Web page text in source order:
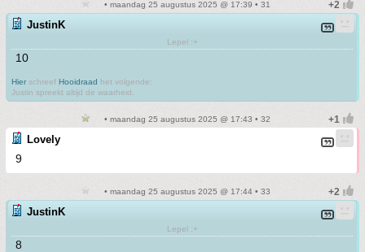
• maandag 25 augustus 2025 @ 17:39 • 31
JustinK
Lepel :+
10
Hier schreef Hooidraad het volgende:
Justin spreekt altijd de waarheid.
• maandag 25 augustus 2025 @ 17:43 • 32
Lovely
9
• maandag 25 augustus 2025 @ 17:44 • 33
JustinK
Lepel :+
8